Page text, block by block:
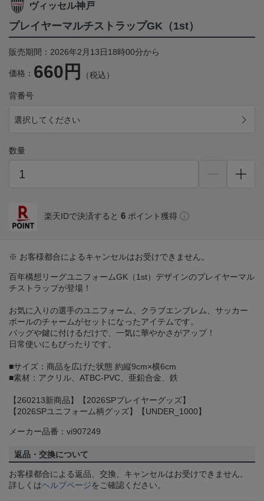
ヴィッセル神戸
プレイヤーマルチストラップGK（1st）
販売期間：2026年2月13日18時00分から
価格： 660円 （税込）
背番号
選択してください
数量
楽天IDで決済すると 6 ポイント獲得
※ お客様都合によるキャンセルはお受けできません。
百年構想リーグユニフォームGK（1st）デザインのプレイヤーマル
チストラップが登場！
お気に入りの選手のユニフォーム、クラブエンブレム、サッカー
ボールのチャームがセットになったアイテムです。
バッグや鍵に付けるだけで、一気に華やかさがアップ！
日常使いにもぴったりです。
■サイズ：商品を広げた状態 約縦9cm×横6cm
■素材：アクリル、ATBC-PVC、亜鉛合金、鉄
【260213新商品】【2026SPプレイヤーグッズ】
【2026SPユニフォーム柄グッズ】【UNDER_1000】
メーカー品番：vi907249
返品・交換について
お客様都合による返品、交換、キャンセルはお受けできません。
詳しくはヘルプページをご確認ください。